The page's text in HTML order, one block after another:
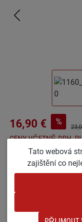
16,90 € %
CENY VČETNĚ DPH,
Vyberte
Optionen
KX [MALÉ A HRUBĚ
Množství
Tato webová
zajištění co